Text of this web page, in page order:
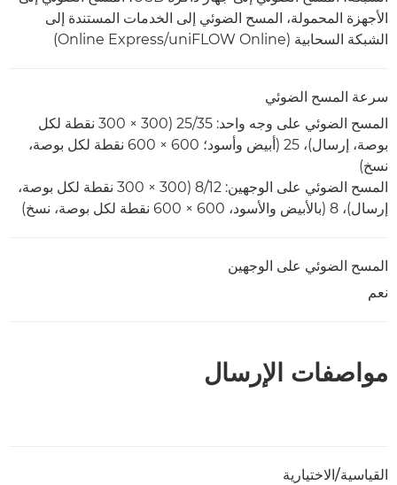
الأجهزة المحمولة، المسح الضوئي إلى الخدمات المستندة إلى
الشبكة السحابية (uniFLOW Online/‏Online Express)
سرعة المسح الضوئي
المسح الضوئي على وجه واحد: 35‏/25 (300 × 300 نقطة لكل
بوصة، إرسال)، 25 (أبيض وأسود؛ 600 × 600 نقطة لكل بوصة،
نسخ)
المسح الضوئي على الوجهين: 12‏/8 (300 × 300 نقطة لكل بوصة،
إرسال)، 8 (بالأبيض والأسود، 600 × 600 نقطة لكل بوصة، نسخ)
المسح الضوئي على الوجهين
نعم
مواصفات الإرسال
القياسية/الاختيارية